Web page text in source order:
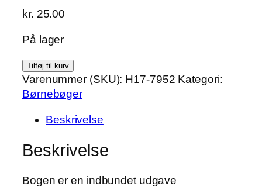
kr. 25.00
På lager
Kim
og
den
tyv
Jens
Holm
Tilføj til kurv
Varenummer (SKU): H17-7952 Kategori:
Børnebøger
Beskrivelse
Beskrivelse
Bogen er en indbundet udgave